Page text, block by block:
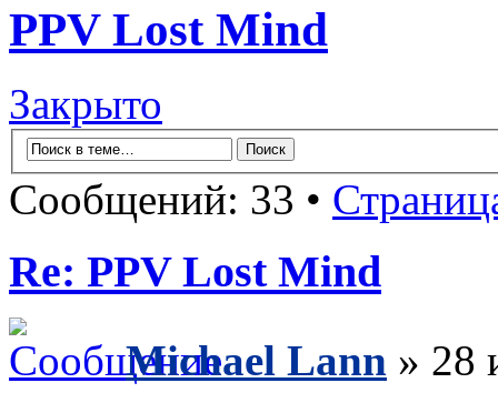
PPV Lost Mind
Закрыто
Сообщений: 33 •
Re: PPV Lost Mind
Michael Lann » 28